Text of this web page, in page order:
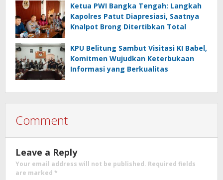
Ketua PWI Bangka Tengah: Langkah
Kapolres Patut Diapresiasi, Saatnya
Knalpot Brong Ditertibkan Total
KPU Belitung Sambut Visitasi KI Babel,
Komitmen Wujudkan Keterbukaan
Informasi yang Berkualitas
Comment
Leave a Reply
Your email address will not be published. Required fields
are marked *